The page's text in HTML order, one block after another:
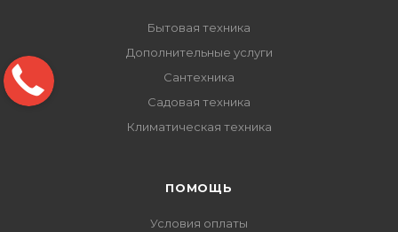
Бытовая техника
Дополнительные услуги
Сантехника
Садовая техника
Климатическая техника
ПОМОЩЬ
Условия оплаты